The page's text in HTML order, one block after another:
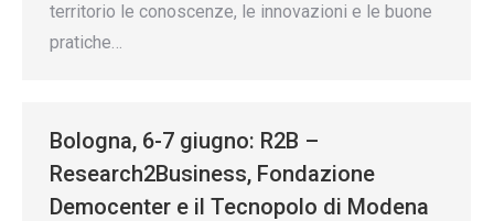
territorio le conoscenze, le innovazioni e le buone
pratiche…
Bologna, 6-7 giugno: R2B –
Research2Business, Fondazione
Democenter e il Tecnopolo di Modena